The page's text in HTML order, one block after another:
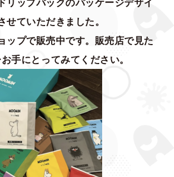
リップバックのパッケージデザイ
せていただきました。
ップで販売中です。販売店で見た
手にとってみてください。